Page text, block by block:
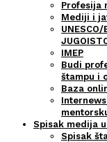
Profesija
Mediji i
UNESCO/
IMEP
Budi
štampu i
Baza
Spisak medija u
Spisak